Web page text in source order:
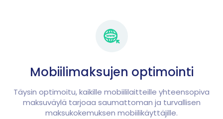
Mobiilimaksujen optimointi
Täysin optimoitu, kaikille mobiililaitteille yhteensopiva
maksuväylä tarjoaa saumattoman ja turvallisen
maksukokemuksen mobiilikäyttäjille.